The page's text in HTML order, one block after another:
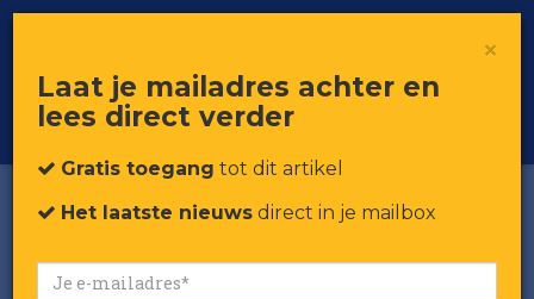
Voor professionals in retail & brands
Toggle
×
Laat je mailadres achter en
lees direct verder
Gratis toegang tot dit artikel
Het laatste nieuws direct in je mailbox